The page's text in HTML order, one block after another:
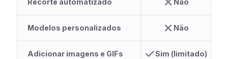
Recorte automatizado Não
Modelos personalizados Não
Adicionar imagens e GIFs Sim (limitado)